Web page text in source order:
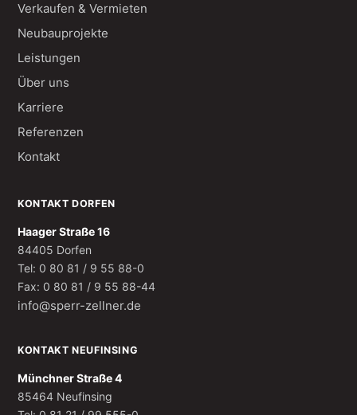
Verkaufen & Vermieten
Neubauprojekte
Leistungen
Über uns
Karriere
Referenzen
Kontakt
KONTAKT DORFEN
Haager Straße 16
84405 Dorfen
Tel: 0 80 81 / 9 55 88-0
Fax: 0 80 81 / 9 55 88-44
info@sperr-zellner.de
KONTAKT NEUFINSING
Münchner Straße 4
85464 Neufinsing